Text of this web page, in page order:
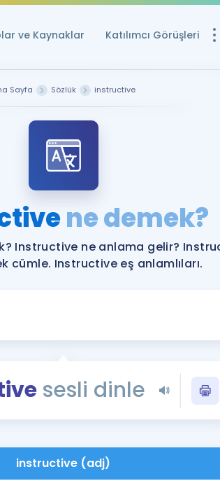
ve Kaynaklar Katılımcı Görüşleri
Ücretsiz
YDS ve YÖKDİL
YDS ve YÖKDİL'e
Tüm ÖSYM
YDS - YÖKDİL
İngilizce
Sayfa Sözlük instructive
ne demek?
Instructive ne anlama gelir?
cümle. Instructive eş anlamlıları.
sesli dinle
instructive (adj)